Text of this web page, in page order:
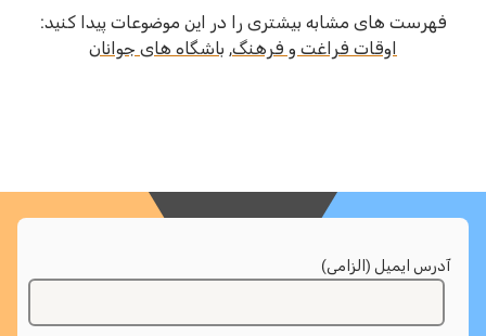
فهرست های مشابه بیشتری را در این موضوعات پیدا کنید:
اوقات فراغت و فرهنگ, باشگاه های جوانان
آدرس ایمیل (الزامی)